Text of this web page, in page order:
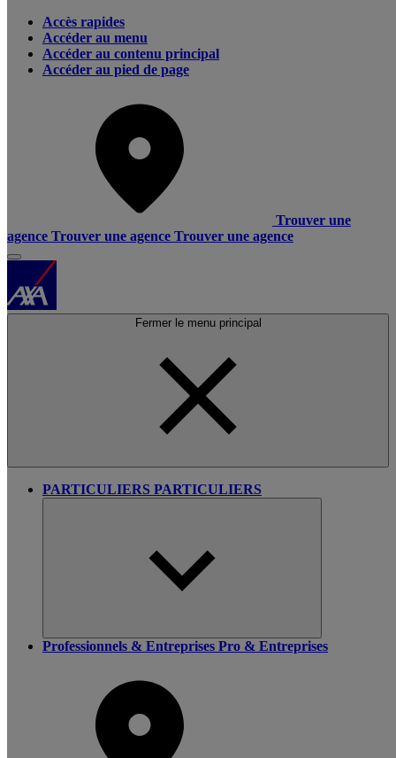
Accès rapides
Accéder au menu
Accéder au contenu principal
Accéder au pied de page
Trouver une
agence Trouver une agence Trouver une agence
Fermer le menu principal
PARTICULIERS PARTICULIERS
Professionnels & Entreprises Pro & Entreprises